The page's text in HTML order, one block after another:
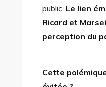
public. Le lien
Ricard et
perception du
Cette